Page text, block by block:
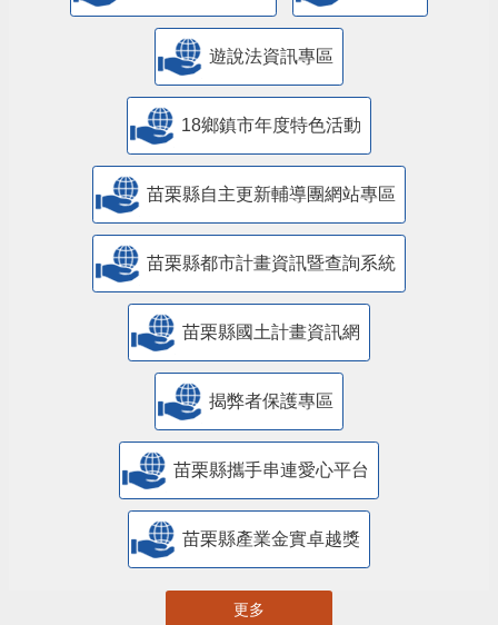
遊說法資訊專區
18鄉鎮市年度特色活動
苗栗縣自主更新輔導團網站專區
苗栗縣都市計畫資訊暨查詢系統
苗栗縣國土計畫資訊網
揭弊者保護專區
苗栗縣攜手串連愛心平台
苗栗縣產業金實卓越獎
更多